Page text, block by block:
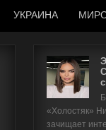
УКРАИНА
«Холостяк»
зачищает